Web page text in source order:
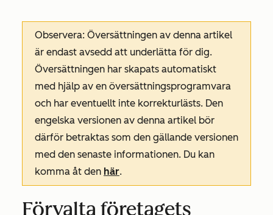
Observera: Översättningen av denna artikel
är endast avsedd att underlätta för dig.
Översättningen har skapats automatiskt
med hjälp av en översättningsprogramvara
och har eventuellt inte korrekturlästs. Den
engelska versionen av denna artikel bör
därför betraktas som den gällande versionen
med den senaste informationen. Du kan
komma åt den här.
Förvalta företagets